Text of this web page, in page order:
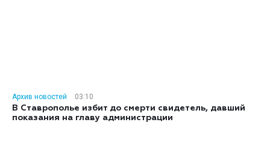
Архив новостей
03:10
В Ставрополье избит до смерти свидетель, давший
показания на главу администрации